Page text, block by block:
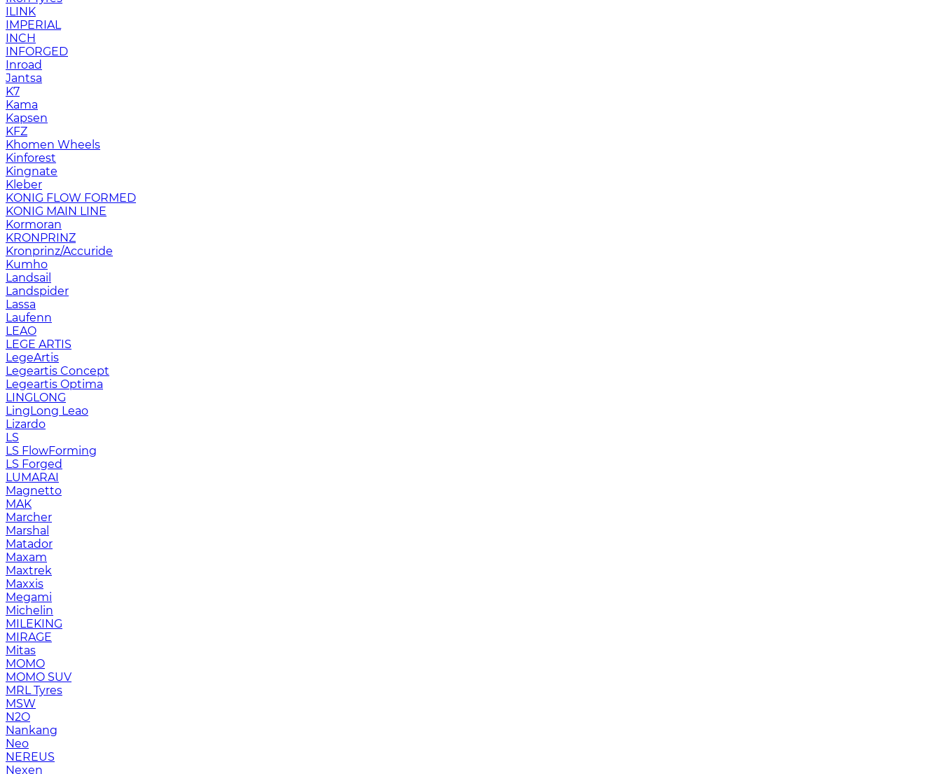
ILINK
IMPERIAL
INCH
INFORGED
Inroad
Jantsa
K7
Kama
Kapsen
KFZ
Khomen Wheels
Kinforest
Kingnate
Kleber
KONIG FLOW FORMED
KONIG MAIN LINE
Kormoran
KRONPRINZ
Kronprinz/Accuride
Kumho
Landsail
Landspider
Lassa
Laufenn
LEAO
LEGE ARTIS
LegeArtis
Legeartis Concept
Legeartis Optima
LINGLONG
LingLong Leao
Lizardo
LS
LS FlowForming
LS Forged
LUMARAI
Magnetto
MAK
Marcher
Marshal
Matador
Maxam
Maxtrek
Maxxis
Megami
Michelin
MILEKING
MIRAGE
Mitas
MOMO
MOMO SUV
MRL Tyres
MSW
N2O
Nankang
Neo
NEREUS
Nexen